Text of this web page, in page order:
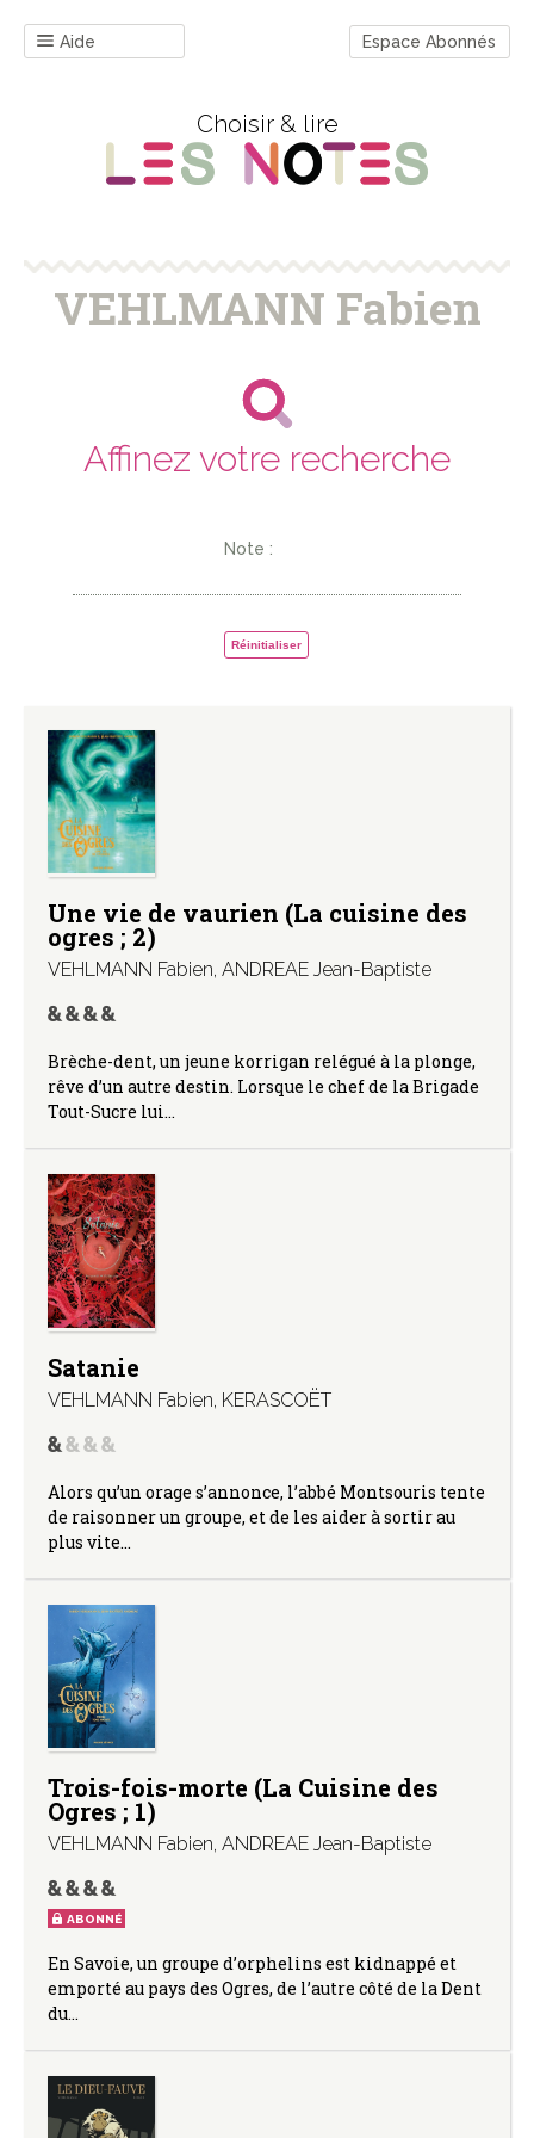
Aide Espace Abonnés
Choisir & lire
VEHLMANN Fabien
Affinez votre recherche
Note :
Réinitialiser
Une vie de vaurien (La cuisine des
ogres ; 2)
VEHLMANN Fabien, ANDREAE Jean-Baptiste
Brèche-dent, un jeune korrigan relégué à la plonge,
rêve d’un autre destin. Lorsque le chef de la Brigade
Tout-Sucre lui…
Satanie
VEHLMANN Fabien, KERASCOËT
Alors qu’un orage s’annonce, l’abbé Montsouris tente
de raisonner un groupe, et de les aider à sortir au
plus vite…
Trois-fois-morte (La Cuisine des
Ogres ; 1)
VEHLMANN Fabien, ANDREAE Jean-Baptiste
ABONNÉ
En Savoie, un groupe d’orphelins est kidnappé et
emporté au pays des Ogres, de l’autre côté de la Dent
du…